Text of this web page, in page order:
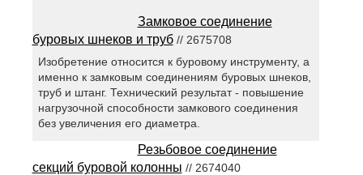
Замковое соединение
буровых шнеков и труб// 2675708
Изобретение относится к буровому инструменту, а
именно к замковым соединениям буровых шнеков,
труб и штанг. Технический результат - повышение
нагрузочной способности замкового соединения
без увеличения его диаметра.
Резьбовое соединение
секций буровой колонны // 2674040